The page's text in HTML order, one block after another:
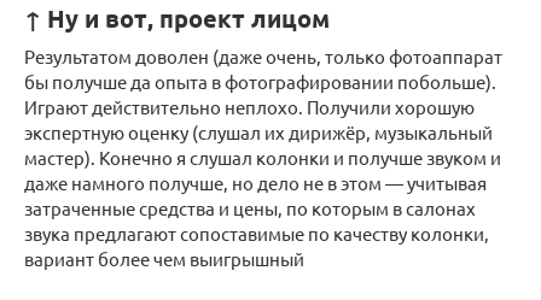
↑ Ну и вот, проект лицом
Результатом доволен (даже очень, только фотоаппарат
бы получше да опыта в фотографировании побольше).
Играют действительно неплохо. Получили хорошую
экспертную оценку (слушал их дирижёр, музыкальный
мастер). Конечно я слушал колонки и получше звуком и
даже намного получше, но дело не в этом — учитывая
затраченные средства и цены, по которым в салонах
звука предлагают сопоставимые по качеству колонки,
вариант более чем выигрышный